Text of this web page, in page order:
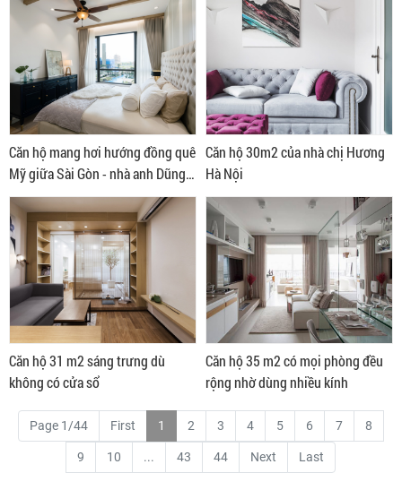
Căn hộ mang hơi hướng đồng quê
Mỹ giữa Sài Gòn - nhà anh Dũng
quận 2
Căn hộ 30m2 của nhà chị Hương
Hà Nội
Căn hộ 31 m2 sáng trưng dù
không có cửa sổ
Căn hộ 35 m2 có mọi phòng đều
rộng nhờ dùng nhiều kính
Page 1/44 First 1 2 3 4 5 6 7 8
9 10 ... 43 44 Next Last